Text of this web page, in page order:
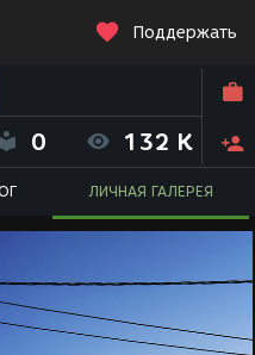
Поддержать
0 132 K
ЛИЧНАЯ ГАЛЕРЕЯ